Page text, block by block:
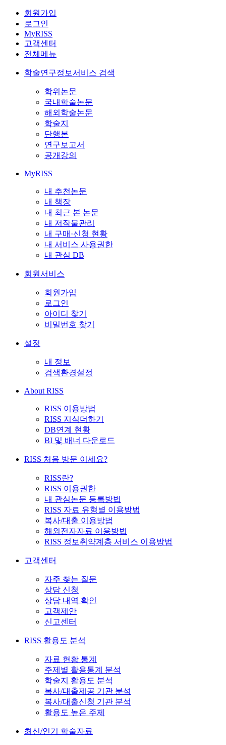
회원가입
로그인
MyRISS
고객센터
전체메뉴
학술연구정보서비스 검색
학위논문
국내학술논문
해외학술논문
학술지
단행본
연구보고서
공개강의
MyRISS
내 추천논문
내 책장
내 최근 본 논문
내 저작물관리
내 구매·신청 현황
내 서비스 사용권한
내 관심 DB
회원서비스
회원가입
로그인
아이디 찾기
비밀번호 찾기
설정
내 정보
검색환경설정
About RISS
RISS 이용방법
RISS 지식더하기
DB연계 현황
BI 및 배너 다운로드
RISS 처음 방문 이세요?
RISS란?
RISS 이용권한
내 관심논문 등록방법
RISS 자료 유형별 이용방법
복사/대출 이용방법
해외전자자료 이용방법
RISS 정보취약계층 서비스 이용방법
고객센터
자주 찾는 질문
상담 신청
상담 내역 확인
고객제안
신고센터
RISS 활용도 분석
자료 현황 통계
주제별 활용통계 분석
학술지 활용도 분석
복사/대출제공 기관 분석
복사/대출신청 기관 분석
활용도 높은 주제
최신/인기 학술자료